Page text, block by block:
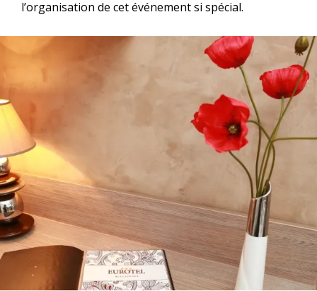
l’organisation de cet événement si spécial.